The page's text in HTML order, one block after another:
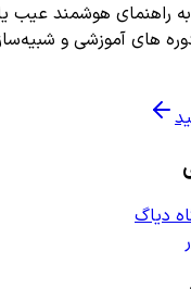
راهنمای هوشمند عیب
های آموزشی و
دیاگ